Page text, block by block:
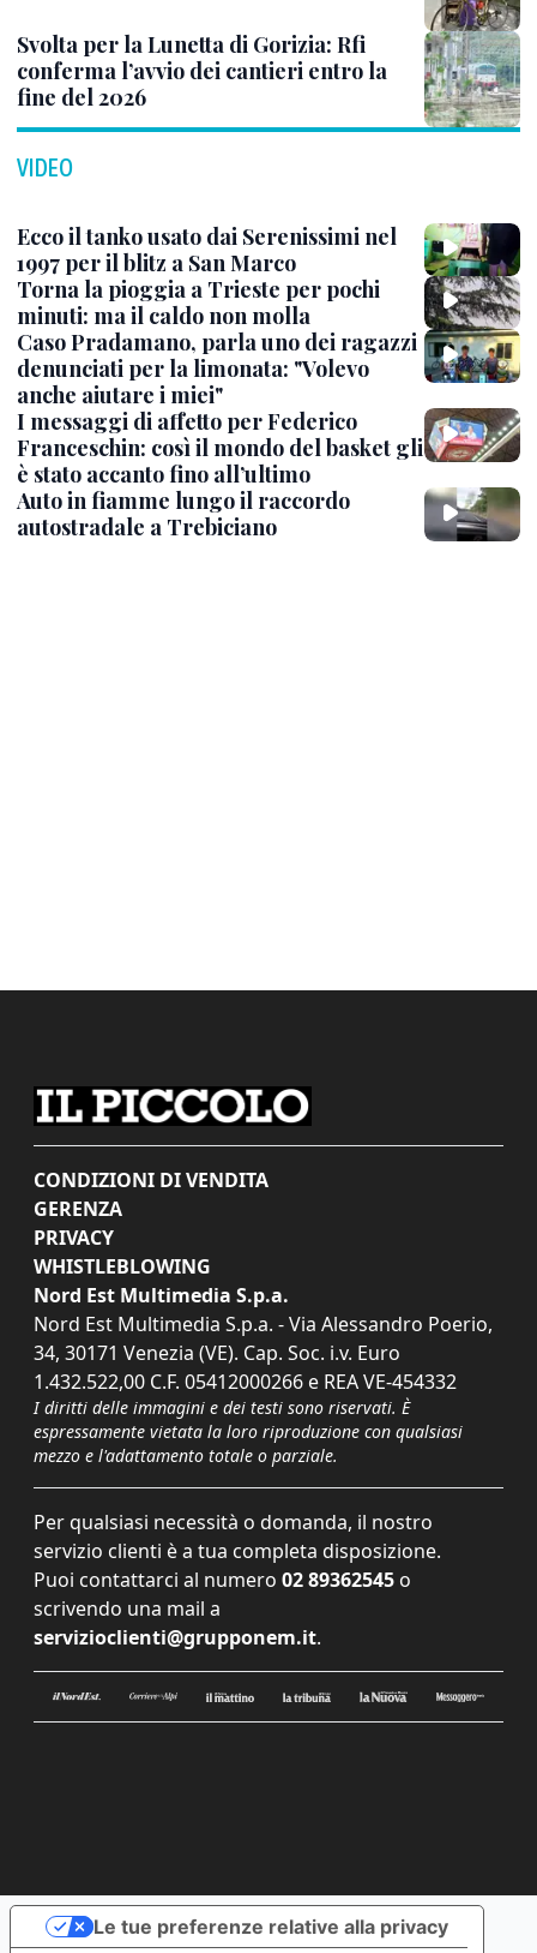
Svolta per la Lunetta di Gorizia: Rfi
conferma l’avvio dei cantieri entro la
fine del 2026
VIDEO
Ecco il tanko usato dai Serenissimi nel
1997 per il blitz a San Marco
Torna la pioggia a Trieste per pochi
minuti: ma il caldo non molla
Caso Pradamano, parla uno dei ragazzi
denunciati per la limonata: "Volevo
anche aiutare i miei"
I messaggi di affetto per Federico
Franceschin: così il mondo del basket gli
è stato accanto fino all’ultimo
Auto in fiamme lungo il raccordo
autostradale a Trebiciano
CONDIZIONI DI VENDITA
GERENZA
PRIVACY
WHISTLEBLOWING
Nord Est Multimedia S.p.a.
Nord Est Multimedia S.p.a. - Via Alessandro Poerio,
34, 30171 Venezia (VE). Cap. Soc. i.v. Euro
1.432.522,00 C.F. 05412000266 e REA VE-454332
I diritti delle immagini e dei testi sono riservati. È
espressamente vietata la loro riproduzione con qualsiasi
mezzo e l'adattamento totale o parziale.
Per qualsiasi necessità o domanda, il nostro
servizio clienti è a tua completa disposizione.
Puoi contattarci al numero 02 89362545 o
scrivendo una mail a
servizioclienti@grupponem.it.
Le tue preferenze relative alla privacy